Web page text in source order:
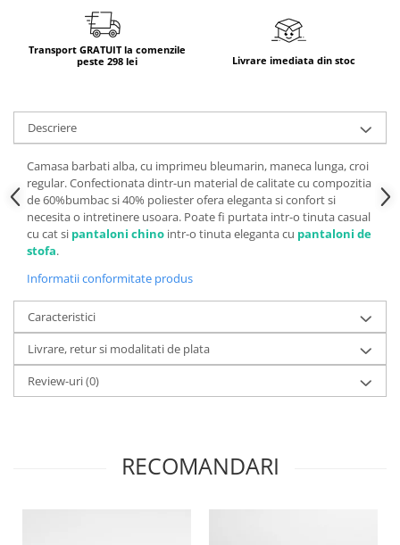
Transport GRATUIT la comenzile
peste 298 lei
Livrare imediata din stoc
Descriere
Camasa barbati alba, cu imprimeu bleumarin, maneca lunga, croi
regular. Confectionata dintr-un material de calitate cu compozitia
de 60%bumbac si 40% poliester ofera eleganta si confort si
necesita o intretinere usoara. Poate fi purtata intr-o tinuta casual
cu cat si pantaloni chino intr-o tinuta eleganta cu pantaloni de
stofa.
Informatii conformitate produs
Caracteristici
Livrare, retur si modalitati de plata
Review-uri(0)
RECOMANDARI